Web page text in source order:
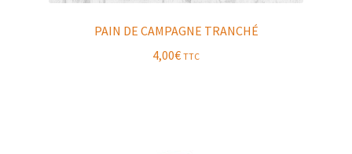
PAIN DE CAMPAGNE TRANCHÉ
4,00€ TTC